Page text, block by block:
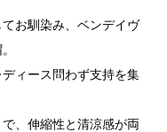
お馴染み、ベンデイヴ
ィース問わず支持を集
、伸縮性と清涼感が両